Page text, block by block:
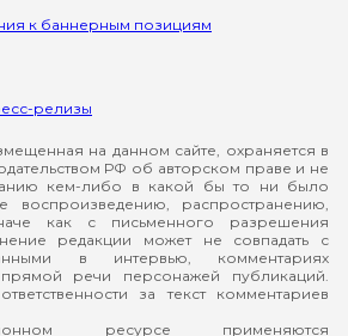
к баннерным позициям
релизы
на данном сайте, охраняется в
РФ об авторском праве и не
кем-либо в какой бы то ни было
распространению,
как с письменного разрешения
редакции может не совпадать с
в интервью, комментариях
речи персонажей публикаций.
за текст комментариев
ресурсе применяются